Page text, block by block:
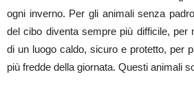
ogni inverno. Per gli animali senza
del cibo diventa sempre più difficile, per
di un luogo caldo, sicuro e protetto, per
più fredde della giornata. Questi animali